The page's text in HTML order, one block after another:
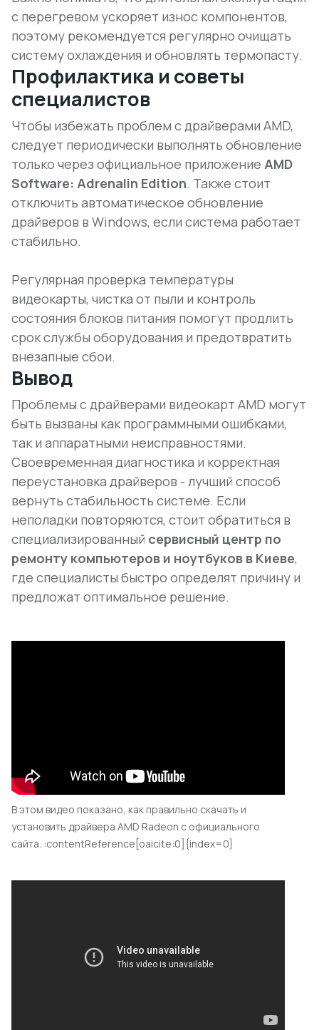
с перегревом ускоряет износ компонентов,
поэтому рекомендуется регулярно очищать
систему охлаждения и обновлять термопасту.
Профилактика и советы
специалистов
Чтобы избежать проблем с драйверами AMD,
следует периодически выполнять обновление
только через официальное приложение AMD
Software: Adrenalin Edition. Также стоит
отключить автоматическое обновление
драйверов в Windows, если система работает
стабильно.
Регулярная проверка температуры
видеокарты, чистка от пыли и контроль
состояния блоков питания помогут продлить
срок службы оборудования и предотвратить
внезапные сбои.
Вывод
Проблемы с драйверами видеокарт AMD могут
быть вызваны как программными ошибками,
так и аппаратными неисправностями.
Своевременная диагностика и корректная
переустановка драйверов - лучший способ
вернуть стабильность системе. Если
неполадки повторяются, стоит обратиться в
специализированный сервисный центр по
ремонту компьютеров и ноутбуков в Киеве,
где специалисты быстро определят причину и
предложат оптимальное решение.
В этом видео показано, как правильно скачать и
установить драйвера AMD Radeon с официального
сайта. :contentReference[oaicite:0]{index=0}